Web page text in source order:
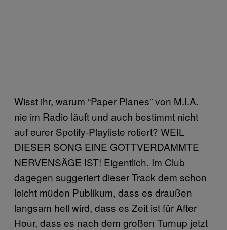
Wisst ihr, warum “Paper Planes” von M.I.A.
nie im Radio läuft und auch bestimmt nicht
auf eurer Spotify-Playliste rotiert? WEIL
DIESER SONG EINE GOTTVERDAMMTE
NERVENSÄGE IST! Eigentlich. Im Club
dagegen suggeriert dieser Track dem schon
leicht müden Publikum, dass es draußen
langsam hell wird, dass es Zeit ist für After
Hour, dass es nach dem großen Turnup jetzt